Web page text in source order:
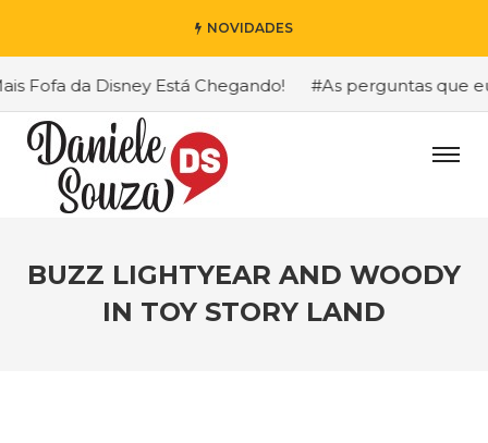
NOVIDADES
da Disney Está Chegando! #As perguntas que eu
BUZZ LIGHTYEAR AND WOODY
IN TOY STORY LAND